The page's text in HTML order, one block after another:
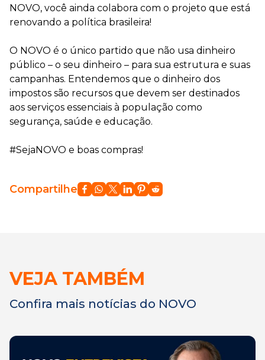
NOVO, você ainda colabora com o projeto que está
renovando a política brasileira!
O NOVO é o único partido que não usa dinheiro
público – o seu dinheiro – para sua estrutura e suas
campanhas. Entendemos que o dinheiro dos
impostos são recursos que devem ser destinados
aos serviços essenciais à população como
segurança, saúde e educação.
#SejaNOVO e boas compras!
Compartilhe
VEJA TAMBÉM
Confira mais notícias do NOVO